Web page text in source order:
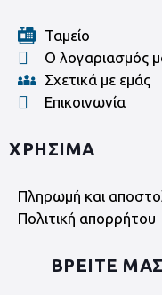
Ταμείο
Ο λογαριασμός
Σχετικά με εμάς
Επικοινωνία
ΧΡΗΣΙΜΑ
Πληρωμή και
Πολιτική απορρήτου
ΒΡΕΙΤΕ